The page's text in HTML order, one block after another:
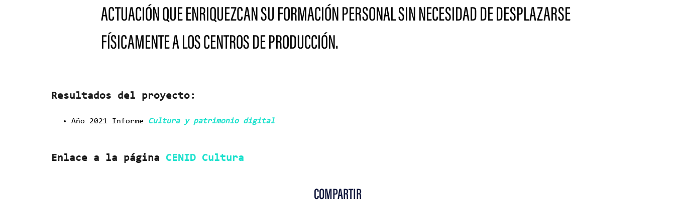
ACTUACIÓN QUE ENRIQUEZCAN SU FORMACIÓN PERSONAL SIN NECESIDAD DE DESPLAZARSE
FÍSICAMENTE A LOS CENTROS DE PRODUCCIÓN.
Resultados del proyecto:
Año 2021 Informe Cultura y patrimonio digital
Enlace a la página CENID Cultura
COMPARTIR